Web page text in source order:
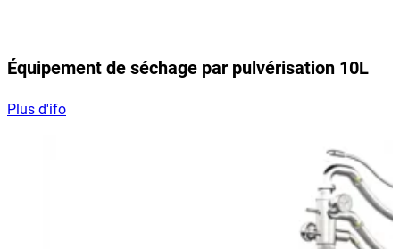
Équipement de séchage par pulvérisation 10L
Plus d'ifo